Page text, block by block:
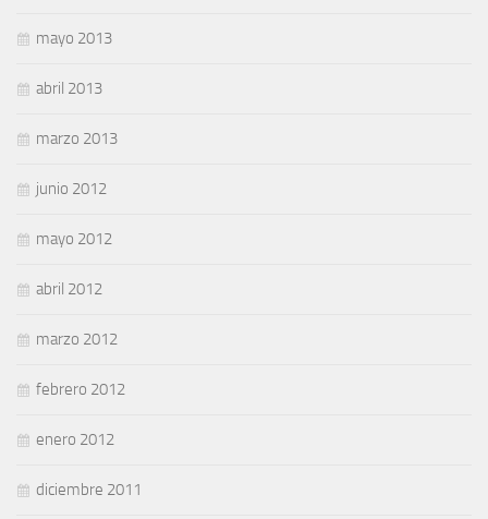
mayo 2013
abril 2013
marzo 2013
junio 2012
mayo 2012
abril 2012
marzo 2012
febrero 2012
enero 2012
diciembre 2011